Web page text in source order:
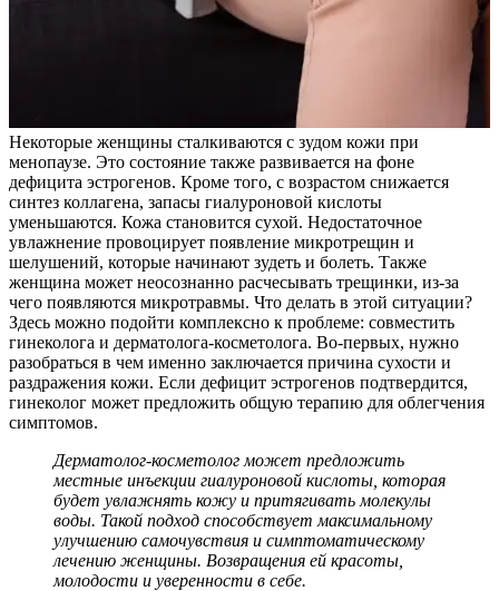
Некоторые женщины сталкиваются с зудом кожи при
менопаузе. Это состояние также развивается на фоне
дефицита эстрогенов. Кроме того, с возрастом снижается
синтез коллагена, запасы гиалуроновой кислоты
уменьшаются. Кожа становится сухой. Недостаточное
увлажнение провоцирует появление микротрещин и
шелушений, которые начинают зудеть и болеть. Также
женщина может неосознанно расчесывать трещинки, из-за
чего появляются микротравмы. Что делать в этой ситуации?
Здесь можно подойти комплексно к проблеме: совместить
гинеколога и дерматолога-косметолога. Во-первых, нужно
разобраться в чем именно заключается причина сухости и
раздражения кожи. Если дефицит эстрогенов подтвердится,
гинеколог может предложить общую терапию для облегчения
симптомов.
Дерматолог-косметолог может предложить
местные инъекции гиалуроновой кислоты, которая
будет увлажнять кожу и притягивать молекулы
воды. Такой подход способствует максимальному
улучшению самочувствия и симптоматическому
лечению женщины. Возвращения ей красоты,
молодости и уверенности в себе.